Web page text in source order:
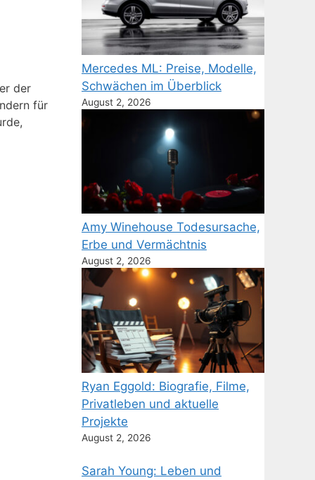
der
für
Mercedes ML: Preise, Modelle,
Schwächen im Überblick
August 2, 2026
Amy Winehouse Todesursache,
Erbe und Vermächtnis
August 2, 2026
Ryan Eggold: Biografie, Filme,
Privatleben und aktuelle
Projekte
August 2, 2026
Sarah Young: Leben und